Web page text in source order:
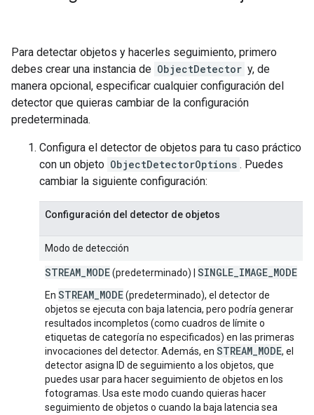
Para detectar objetos y hacerles seguimiento, primero
debes crear una instancia de ObjectDetector y, de
manera opcional, especificar cualquier configuración del
detector que quieras cambiar de la configuración
predeterminada.
Configura el detector de objetos para tu caso práctico
con un objeto ObjectDetectorOptions . Puedes
cambiar la siguiente configuración:
Configuración del detector de objetos
Modo de detección
STREAM MODE(predeterminado) | SINGLE IMAGE MODE
En STREAM_MODE(predeterminado), el detector de
objetos se ejecuta con baja latencia, pero podría generar
resultados incompletos (como cuadros de límite o
etiquetas de categoría no especificados) en las primeras
invocaciones del detector. Además, en STREAM_MODE, el
detector asigna ID de seguimiento a los objetos, que
puedes usar para hacer seguimiento de objetos en los
fotogramas. Usa este modo cuando quieras hacer
seguimiento de objetos o cuando la baja latencia sea